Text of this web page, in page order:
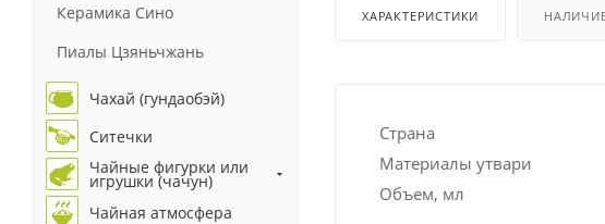
ХАРАКТЕРИСТИКИ
Страна
Материалы утвари
Объем, мл
Керамика Сино
Пиалы Цзяньчжань
Чахай (гундаобэй)
Ситечки
Чайные фигурки или
игрушки (чачун)
Чайная атмосфера